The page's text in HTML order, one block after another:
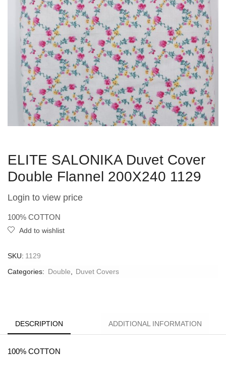
ELITE SALONIKA Duvet Cover
Double Flannel 200Χ240 1129
Login to view price
100% COTTON
Add to wishlist
SKU: 1129
Categories: Double Duvet Covers
DESCRIPTION ADDITIONAL INFORMATION
100% COTTON